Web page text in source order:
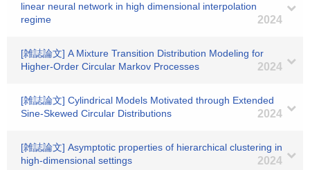
linear neural network in high dimensional interpolation
regime
2024
[雑誌論文] A Mixture Transition Distribution Modeling for
Higher‐Order Circular Markov Processes
2024
[雑誌論文] Cylindrical Models Motivated through Extended
Sine-Skewed Circular Distributions
2024
[雑誌論文] Asymptotic properties of hierarchical clustering in
high-dimensional settings
2024